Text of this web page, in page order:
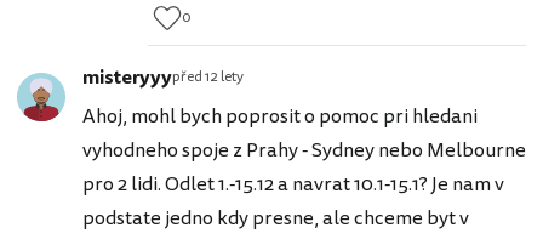
0
misteryyypřed 12 lety
Ahoj, mohl bych poprosit o pomoc pri hledani
vyhodneho spoje z Prahy - Sydney nebo Melbourne
pro 2 lidi. Odlet 1.-15.12 a navrat 10.1-15.1? Je nam v
podstate jedno kdy presne, ale chceme byt v